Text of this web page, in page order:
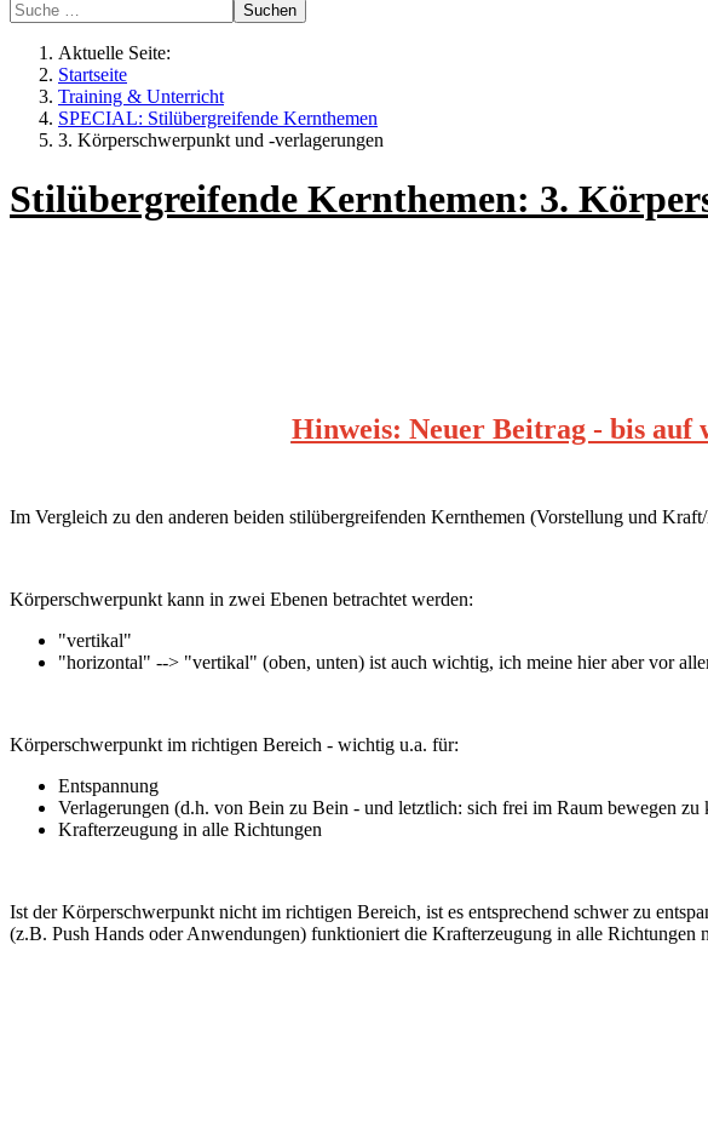
Suchen
Aktuelle Seite:
Startseite
Training & Unterricht
SPECIAL: Stilübergreifende Kernthemen
3. Körperschwerpunkt und -verlagerungen
Stilübergreifende Kernthemen: 3.
Hinweis: Neuer Beitrag - bis auf
Im Vergleich zu den anderen beiden stilübergreifenden Kernthemen (Vorstellung und
Körperschwerpunkt kann in zwei Ebenen betrachtet werden:
"vertikal"
"horizontal" --> "vertikal" (oben, unten) ist auch wichtig, ich meine hier aber vor
Körperschwerpunkt im richtigen Bereich - wichtig u.a. für:
Entspannung
Verlagerungen (d.h. von Bein zu Bein - und letztlich: sich frei im Raum bewegen zu
Krafterzeugung in alle Richtungen
Ist der Körperschwerpunkt nicht im richtigen Bereich, ist es entsprechend schwer zu
(z.B. Push Hands oder Anwendungen) funktioniert die Krafterzeugung in alle